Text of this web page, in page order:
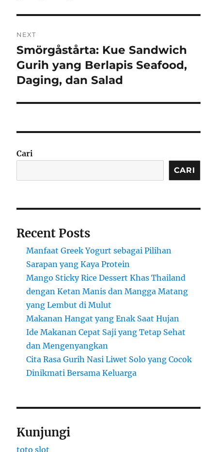
NEXT
Next
post:
Smörgåstårta: Kue Sandwich
Gurih yang Berlapis Seafood,
Daging, dan Salad
Cari
CARI
Recent Posts
Manfaat Greek Yogurt sebagai Pilihan
Sarapan yang Kaya Protein
Mango Sticky Rice Dessert Khas Thailand
dengan Ketan Manis dan Mangga Matang
yang Lembut di Mulut
Makanan Hangat yang Enak Saat Hujan
Ide Makanan Cepat Saji yang Tetap Sehat
dan Mengenyangkan
Cita Rasa Gurih Nasi Liwet Solo yang Cocok
Dinikmati Bersama Keluarga
Kunjungi
toto slot